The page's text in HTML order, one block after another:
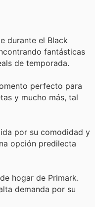
durante el Black
fantásticas
de temporada.
perfecto para
y mucho más, tal
por su comodidad y
opción predilecta
hogar de Primark.
demanda por su